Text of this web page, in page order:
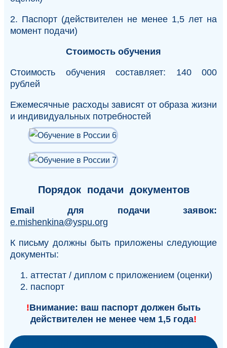
2. Паспорт (действителен не менее 1,5 лет на
момент подачи)
Стоимость обучения
Стоимость обучения составляет: 140 000
рублей
Ежемесячные расходы зависят от образа жизни
и индивидуальных потребностей
Порядок подачи документов
Email для подачи заявок:
e.mishenkina@yspu.org
К письму должны быть приложены следующие
документы:
аттестат / диплом с приложением (оценки)
паспорт
!Внимание: ваш паспорт должен быть
действителен не менее чем 1,5 года!